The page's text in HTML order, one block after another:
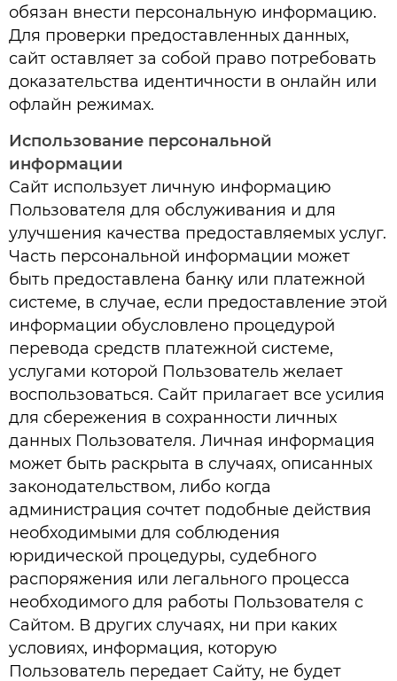
обязан внести персональную информацию.
Для проверки предоставленных данных,
сайт оставляет за собой право потребовать
доказательства идентичности в онлайн или
офлайн режимах.
Использование персональной
информации
Сайт использует личную информацию
Пользователя для обслуживания и для
улучшения качества предоставляемых услуг.
Часть персональной информации может
быть предоставлена банку или платежной
системе, в случае, если предоставление этой
информации обусловлено процедурой
перевода средств платежной системе,
услугами которой Пользователь желает
воспользоваться. Сайт прилагает все усилия
для сбережения в сохранности личных
данных Пользователя. Личная информация
может быть раскрыта в случаях, описанных
законодательством, либо когда
администрация сочтет подобные действия
необходимыми для соблюдения
юридической процедуры, судебного
распоряжения или легального процесса
необходимого для работы Пользователя с
Сайтом. В других случаях, ни при каких
условиях, информация, которую
Пользователь передает Сайту, не будет